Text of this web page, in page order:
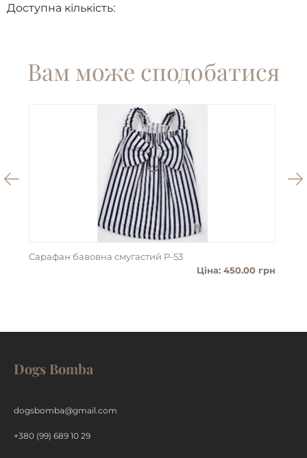
Доступна кількість:
Вам може сподобатися
Сарафан бавовна смугастий P-53
Ціна: 450.00 грн
Dogs Bomba
dogsbomba@gmail.com
+380 (99) 689 10 29